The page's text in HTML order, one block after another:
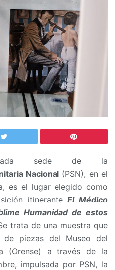
sede de la
Nacional (PSN), en el
es el lugar elegido como
itineranteEl Médico
Humanidad de estos
trata de una muestra que
de piezas del Museo del
(Orense) a través de la
impulsada por PSN, la